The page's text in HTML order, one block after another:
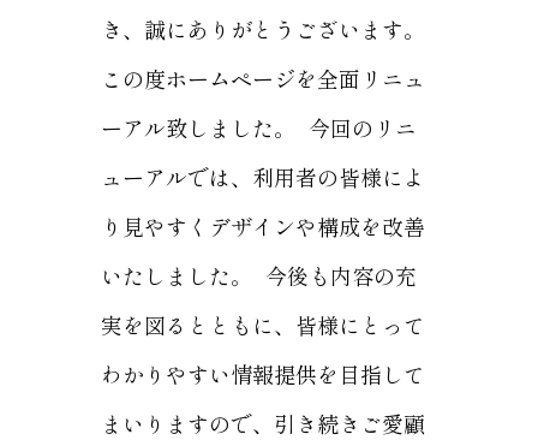
き、誠にありがとうございます。
この度ホームページを全面リニュ
ーアル致しました。 今回のリニ
ューアルでは、利用者の皆様によ
り見やすくデザインや構成を改善
いたしました。 今後も内容の充
実を図るとともに、皆様にとって
わかりやすい情報提供を目指して
まいりますので、引き続きご愛顧